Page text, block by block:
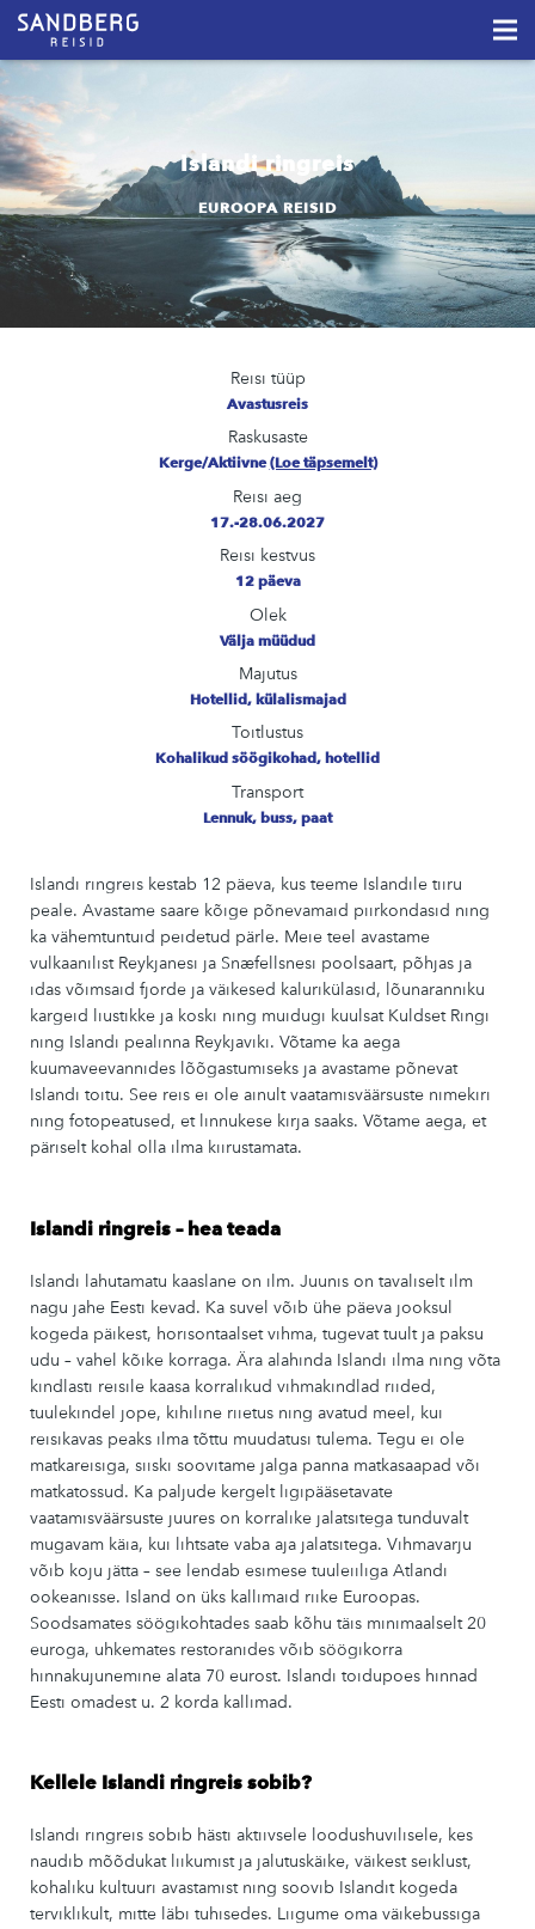
Islandi ringreis
EUROOPA REISID
Reisi tüüp
Avastusreis
Raskusaste
Kerge/Aktiivne(Loe täpsemelt)
Reisi aeg
17.-28.06.2027
Reisi kestvus
12 päeva
Olek
Välja müüdud
Majutus
Hotellid, külalismajad
Toitlustus
Kohalikud söögikohad, hotellid
Transport
Lennuk, buss, paat
Islandi ringreis kestab 12 päeva, kus teeme Islandile tiiru
peale. Avastame saare kõige põnevamaid piirkondasid ning
ka vähemtuntuid peidetud pärle. Meie teel avastame
vulkaanilist Reykjanesi ja Snæfellsnesi poolsaart, põhjas ja
idas võimsaid fjorde ja väikesed kalurikülasid, lõunaranniku
kargeid liustikke ja koski ning muidugi kuulsat Kuldset Ringi
ning Islandi pealinna Reykjaviki. Võtame ka aega
kuumaveevannides lõõgastumiseks ja avastame põnevat
Islandi toitu. See reis ei ole ainult vaatamisväärsuste nimekiri
ning fotopeatused, et linnukese kirja saaks. Võtame aega, et
päriselt kohal olla ilma kiirustamata.
Islandi ringreis – hea teada
Islandi lahutamatu kaaslane on ilm. Juunis on tavaliselt ilm
nagu jahe Eesti kevad. Ka suvel võib ühe päeva jooksul
kogeda päikest, horisontaalset vihma, tugevat tuult ja paksu
udu – vahel kõike korraga. Ära alahinda Islandi ilma ning võta
kindlasti reisile kaasa korralikud vihmakindlad riided,
tuulekindel jope, kihiline riietus ning avatud meel, kui
reisikavas peaks ilma tõttu muudatusi tulema. Tegu ei ole
matkareisiga, siiski soovitame jalga panna matkasaapad või
matkatossud. Ka paljude kergelt ligipääsetavate
vaatamisväärsuste juures on korralike jalatsitega tunduvalt
mugavam käia, kui lihtsate vaba aja jalatsitega. Vihmavarju
võib koju jätta – see lendab esimese tuuleiiliga Atlandi
ookeanisse. Island on üks kallimaid riike Euroopas.
Soodsamates söögikohtades saab kõhu täis minimaalselt 20
euroga, uhkemates restoranides võib söögikorra
hinnakujunemine alata 70 eurost. Islandi toidupoes hinnad
Eesti omadest u. 2 korda kallimad.
Kellele Islandi ringreis sobib?
Islandi ringreis sobib hästi aktiivsele loodushuvilisele, kes
naudib mõõdukat liikumist ja jalutuskäike, väikest seiklust,
kohaliku kultuuri avastamist ning soovib Islandit kogeda
terviklikult, mitte läbi tuhisedes. Liigume oma väikebussiga